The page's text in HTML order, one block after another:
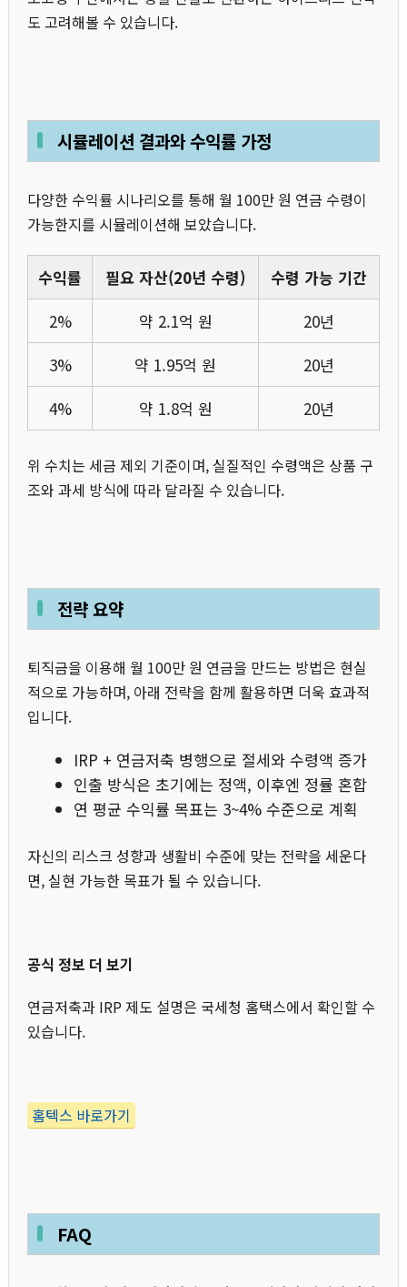
도 고려해볼 수 있습니다.
시뮬레이션 결과와 수익률 가정
다양한 수익률 시나리오를 통해 월 100만 원 연금 수령이
가능한지를 시뮬레이션해 보았습니다.
수익률 필요 자산(20년 수령)
수령 가능 기간
2%
약 2.1억 원
20년
3%
약 1.95억 원
20년
4%
약 1.8억 원 20년
위 수치는 세금 제외 기준이며, 실질적인 수령액은 상품 구
조와 과세 방식에 따라 달라질 수 있습니다.
전략 요약
퇴직금을 이용해 월 100만 원 연금을 만드는 방법은 현실
적으로 가능하며, 아래 전략을 함께 활용하면 더욱 효과적
입니다.
IRP + 연금저축 병행으로 절세와 수령액 증가
인출 방식은 초기에는 정액, 이후엔 정률 혼합
연 평균 수익률 목표는 3~4% 수준으로 계획
자신의 리스크 성향과 생활비 수준에 맞는 전략을 세운다
면, 실현 가능한 목표가 될 수 있습니다.
공식 정보 더 보기
연금저축과 IRP 제도 설명은 국세청 홈택스에서 확인할 수
있습니다.
홈텍스 바로가기
FAQ